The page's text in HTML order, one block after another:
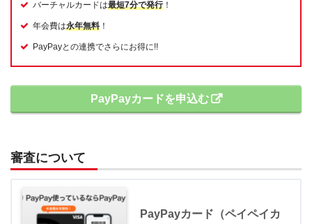
バーチャルカードは最短7分で発行！
年会費は永年無料 ！
PayPayとの連携でさらにお得に!!
PayPayカードを申込む
審査について
PayPayカード（ペイペイカ